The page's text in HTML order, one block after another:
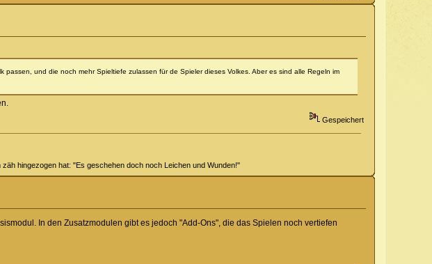
und die noch mehr Spieltiefe zulassen für de Spieler dieses Volkes. Aber es sind alle Regeln im
Gespeichert
hingezogen hat: "Es geschehen doch noch Leichen und Wunden!"
In den Zusatzmodulen gibt es jedoch "Add-Ons", die das Spielen noch vertiefen